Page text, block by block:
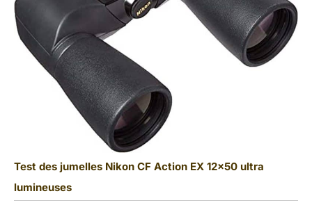
Test des jumelles Nikon CF Action EX 12×50 ultra
lumineuses